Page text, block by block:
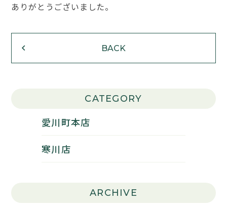
ありがとうございました。
BACK
CATEGORY
愛川町本店
寒川店
ARCHIVE